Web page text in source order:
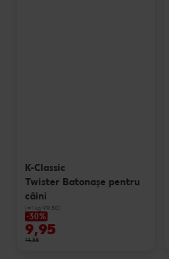
K-Classic
Twister Batonaşe pentru
câini
(=1 kg 99.50)
-30%
9,95
14,35